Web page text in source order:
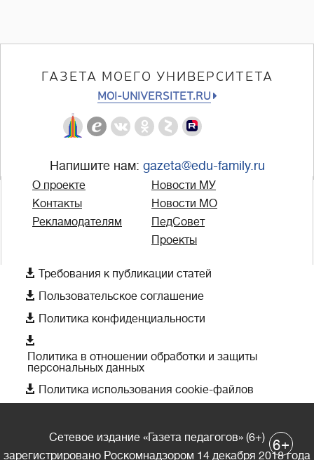
ГАЗЕТА МОЕГО УНИВЕРСИТЕТА
MOI-UNIVERSITET.RU
Напишите нам: gazeta@edu-family.ru
О проекте
Контакты
Рекламодателям
Новости МУ
Новости МО
ПедСовет
Проекты
 Требования к публикации статей
 Пользовательское соглашение
 Политика конфиденциальности

Политика в отношении обработки и защиты
персональных данных
 Политика использования cookie-файлов
Сетевое издание «Газета педагогов» (6+)
зарегистрировано Роскомнадзором 14 декабря 2018 года
6+